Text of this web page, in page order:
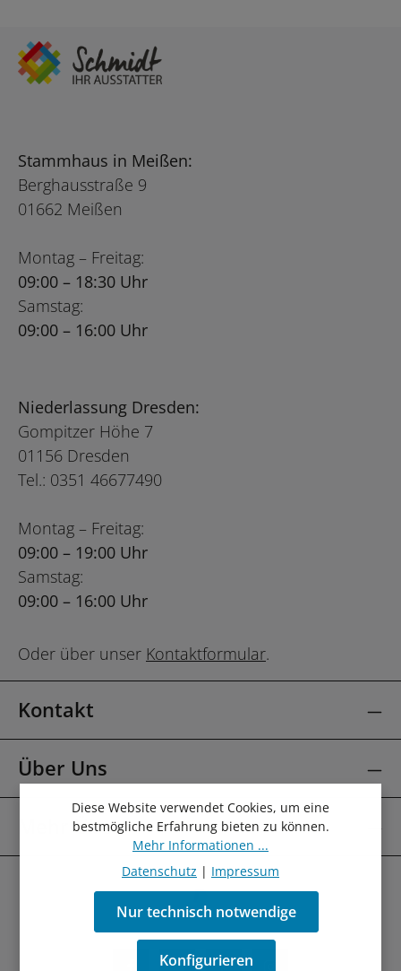
Stammhaus in Meißen:
Berghausstraße 9
01662 Meißen
Montag – Freitag:
09:00 – 18:30 Uhr
Samstag:
09:00 – 16:00 Uhr
Niederlassung Dresden:
Gompitzer Höhe 7
01156 Dresden
Tel.: 0351 46677490
Montag – Freitag:
09:00 – 19:00 Uhr
Samstag:
09:00 – 16:00 Uhr
Oder über unser Kontaktformular.
Kontakt
Über Uns
Mehr Über
Diese Website verwendet Cookies, um eine
bestmögliche Erfahrung bieten zu können.
Mehr Informationen ...
Datenschutz | Impressum
Nur technisch notwendige
Konfigurieren